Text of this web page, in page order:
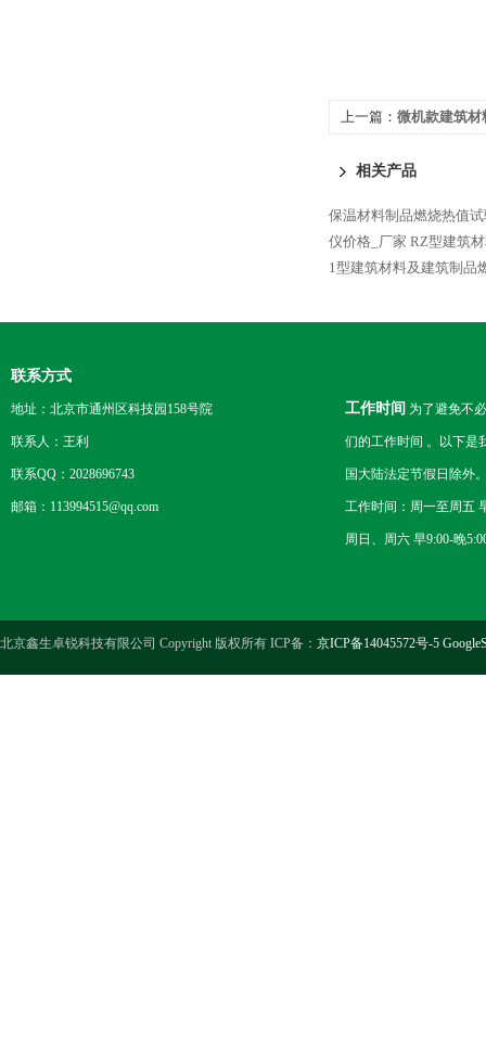
上一篇： 微机款建筑材
相关产品
保温材料制品燃烧热值
仪价格_厂家 RZ型建筑
1型建筑材料及建筑制品
联系方式
地址：北京市通州区科技园158号院
联系人：王利
联系QQ：2028696743
邮箱：113994515@qq.com
工作时间 为了避免不
们的工作时间 。以下是
国大陆法定节假日除外
工作时间：周一至周五
周日、周六 早9:00-晚
北京鑫生卓锐科技有限公司 Copyright 版权所有 ICP备： 京ICP备14045572号-5